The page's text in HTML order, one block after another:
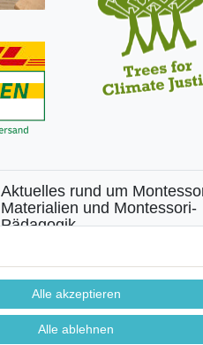
Aktuelles rund um
Materialien und Montessori-
Pädagogik.
Hiermit bestätige ich, dass ich die
erklärunggelesen habe. Sie können den
jederzeit kostenlos abbestellen.
Alle akzeptieren
Alle ablehnen